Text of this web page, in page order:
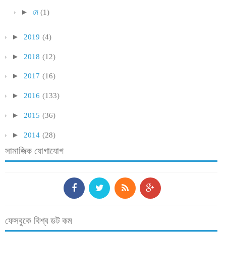
► মে (1)
► 2019 (4)
► 2018 (12)
► 2017 (16)
► 2016 (133)
► 2015 (36)
► 2014 (28)
সামাজিক যোগাযোগ
ফেসবুকে বিশ্ব ডট কম